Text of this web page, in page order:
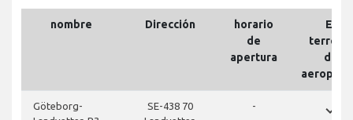
nombre Dirección
horario
de
apertura
En
del
Göteborg-
SE-438 70
- done